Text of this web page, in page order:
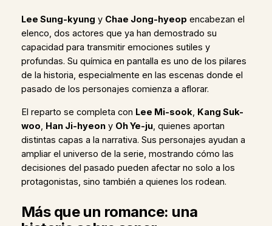
Lee Sung-kyung y Chae Jong-hyeop encabezan el
elenco, dos actores que ya han demostrado su
capacidad para transmitir emociones sutiles y
profundas. Su química en pantalla es uno de los pilares
de la historia, especialmente en las escenas donde el
pasado de los personajes comienza a aflorar.
El reparto se completa con Lee Mi-sook, Kang Suk-
woo, Han Ji-hyeony Oh Ye-ju, quienes aportan
distintas capas a la narrativa. Sus personajes ayudan a
ampliar el universo de la serie, mostrando cómo las
decisiones del pasado pueden afectar no solo a los
protagonistas, sino también a quienes los rodean.
Más que un romance: una